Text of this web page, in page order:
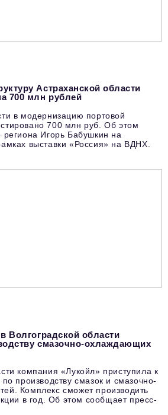
Астраханской области
700 млн рублей
в модернизацию портовой
700 млн руб. Об этом
региона Игорь Бабушкин на
выставки «Россия» на ВДНХ.
Волгоградской области
смазочно-охлаждающих
компания «Лукойл» приступила к
по производству смазок и смазочно-
Комплекс сможет производить
в год. Об этом сообщает пресс-